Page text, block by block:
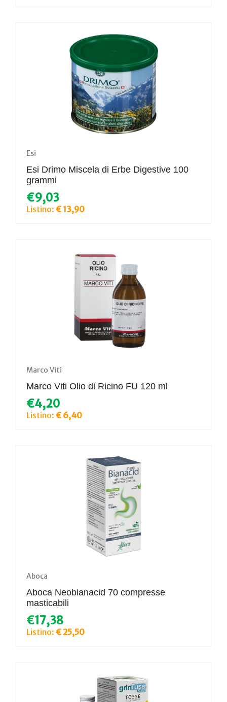
Esi
Esi Drimo Miscela di Erbe Digestive 100
grammi
€9,03
Listino: € 13,90
Marco Viti
Marco Viti Olio di Ricino FU 120 ml
€4,20
Listino: € 6,40
Aboca
Aboca Neobianacid 70 compresse
masticabili
€17,38
Listino: € 25,50